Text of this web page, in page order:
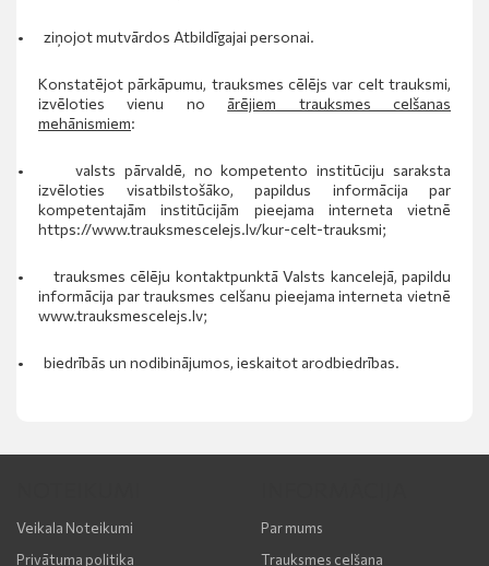
• ziņojot mutvārdos Atbildīgajai personai.
Konstatējot pārkāpumu, trauksmes cēlējs var celt trauksmi,
izvēloties vienu no ārējiem trauksmes celšanas
mehānismiem:
•
valsts pārvaldē, no kompetento institūciju saraksta
izvēloties visatbilstošāko, papildus informācija par
kompetentajām institūcijām pieejama interneta vietnē
https://www.trauksmescelejs.lv/kur-celt-trauksmi;
•
trauksmes cēlēju kontaktpunktā Valsts kancelejā, papildu
informācija par trauksmes celšanu pieejama interneta vietnē
www.trauksmescelejs.lv;
• biedrībās un nodibinājumos, ieskaitot arodbiedrības.
Veikala Noteikumi
Privātuma politika
Par mums
Trauksmes celšana